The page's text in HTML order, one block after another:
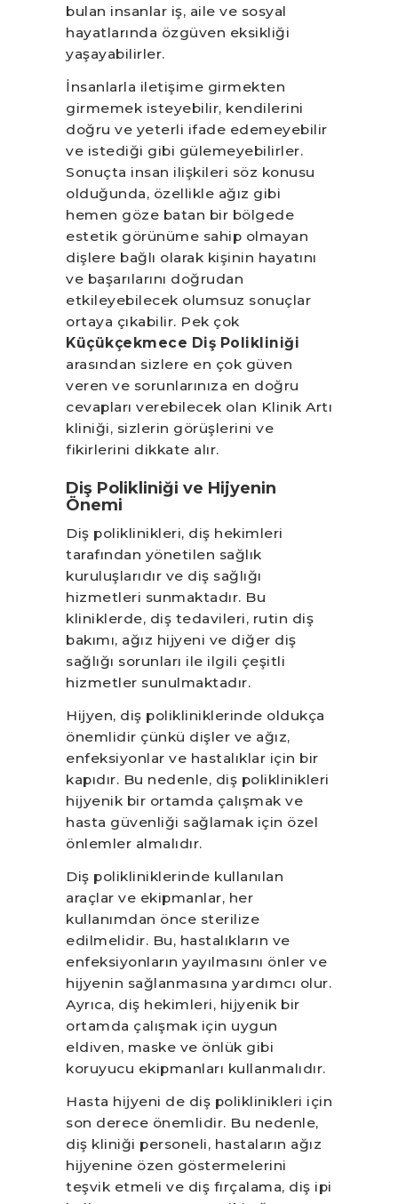
bulan insanlar iş, aile ve sosyal
hayatlarında özgüven eksikliği
yaşayabilirler.
İnsanlarla iletişime girmekten
girmemek isteyebilir, kendilerini
doğru ve yeterli ifade edemeyebilir
ve istediği gibi gülemeyebilirler.
Sonuçta insan ilişkileri söz konusu
olduğunda, özellikle ağız gibi
hemen göze batan bir bölgede
estetik görünüme sahip olmayan
dişlere bağlı olarak kişinin hayatını
ve başarılarını doğrudan
etkileyebilecek olumsuz sonuçlar
ortaya çıkabilir. Pek çok
Küçükçekmece Diş Polikliniği
arasından sizlere en çok güven
veren ve sorunlarınıza en doğru
cevapları verebilecek olan Klinik Artı
kliniği, sizlerin görüşlerini ve
fikirlerini dikkate alır.
Diş Polikliniği ve Hijyenin
Önemi
Diş poliklinikleri, diş hekimleri
tarafından yönetilen sağlık
kuruluşlarıdır ve diş sağlığı
hizmetleri sunmaktadır. Bu
kliniklerde, diş tedavileri, rutin diş
bakımı, ağız hijyeni ve diğer diş
sağlığı sorunları ile ilgili çeşitli
hizmetler sunulmaktadır.
Hijyen, diş polikliniklerinde oldukça
önemlidir çünkü dişler ve ağız,
enfeksiyonlar ve hastalıklar için bir
kapıdır. Bu nedenle, diş poliklinikleri
hijyenik bir ortamda çalışmak ve
hasta güvenliği sağlamak için özel
önlemler almalıdır.
Diş polikliniklerinde kullanılan
araçlar ve ekipmanlar, her
kullanımdan önce sterilize
edilmelidir. Bu, hastalıkların ve
enfeksiyonların yayılmasını önler ve
hijyenin sağlanmasına yardımcı olur.
Ayrıca, diş hekimleri, hijyenik bir
ortamda çalışmak için uygun
eldiven, maske ve önlük gibi
koruyucu ekipmanları kullanmalıdır.
Hasta hijyeni de diş poliklinikleri için
son derece önemlidir. Bu nedenle,
diş kliniği personeli, hastaların ağız
hijyenine özen göstermelerini
teşvik etmeli ve diş fırçalama, diş ipi